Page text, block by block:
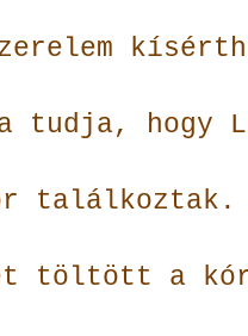
tudja, hogy
töltött a